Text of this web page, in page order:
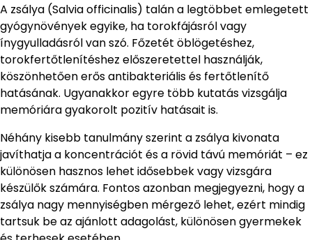
A zsálya (Salvia officinalis) talán a legtöbbet emlegetett
gyógynövények egyike, ha torokfájásról vagy
ínygyulladásról van szó. Főzetét öblögetéshez,
torokfertőtlenítéshez előszeretettel használják,
köszönhetően erős antibakteriális és fertőtlenítő
hatásának. Ugyanakkor egyre több kutatás vizsgálja
memóriára gyakorolt pozitív hatásait is.
Néhány kisebb tanulmány szerint a zsálya kivonata
javíthatja a koncentrációt és a rövid távú memóriát – ez
különösen hasznos lehet idősebbek vagy vizsgára
készülők számára. Fontos azonban megjegyezni, hogy a
zsálya nagy mennyiségben mérgező lehet, ezért mindig
tartsuk be az ajánlott adagolást, különösen gyermekek